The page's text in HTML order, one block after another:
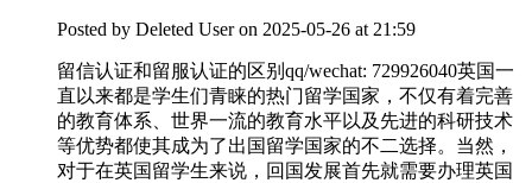
Posted by Deleted User on 2025-05-26 at 21:59
留信认证和留服认证的区别qq/wechat: 729926040英国一
直以来都是学生们青睐的热门留学国家，不仅有着完善
的教育体系、世界一流的教育水平以及先进的科研技术
等优势都使其成为了出国留学国家的不二选择。当然，
对于在英国留学生来说，回国发展首先就需要办理英国